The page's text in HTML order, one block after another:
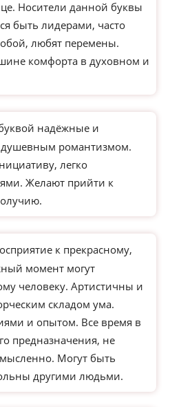
Носители данной буквы
быть лидерами, часто
любят перемены.
комфорта в духовном и
надёжные и
душевным романтизмом.
легко
Желают прийти к
к прекрасному,
момент могут
человеку. Артистичны и
складом ума.
и опытом. Все время в
предназначения, не
Могут быть
другими людьми.